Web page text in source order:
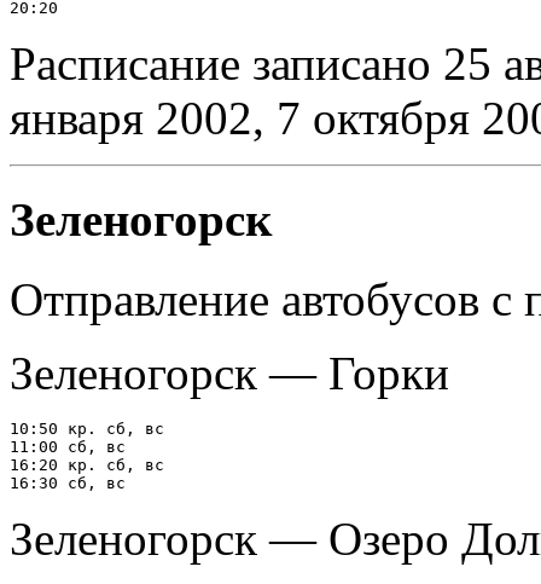
Расписание записано 25
января 2002, 7 октября
Зеленогорск
Отправление автобусов
Зеленогорск — Горки
10:50 кр. сб, вс
11:00 сб, вс
16:20 кр. сб, вс
Зеленогорск — Озеро